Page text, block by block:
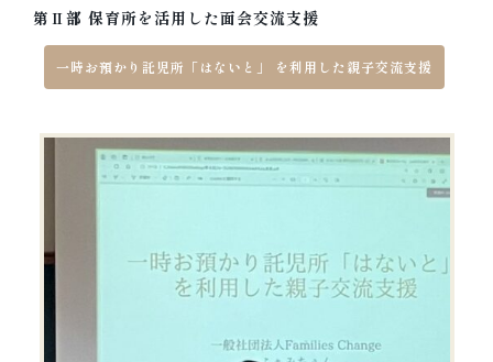
第Ⅱ部 保育所を活用した面会交流支援
一時お預かり託児所「はないと」 を利用した親子交流支援